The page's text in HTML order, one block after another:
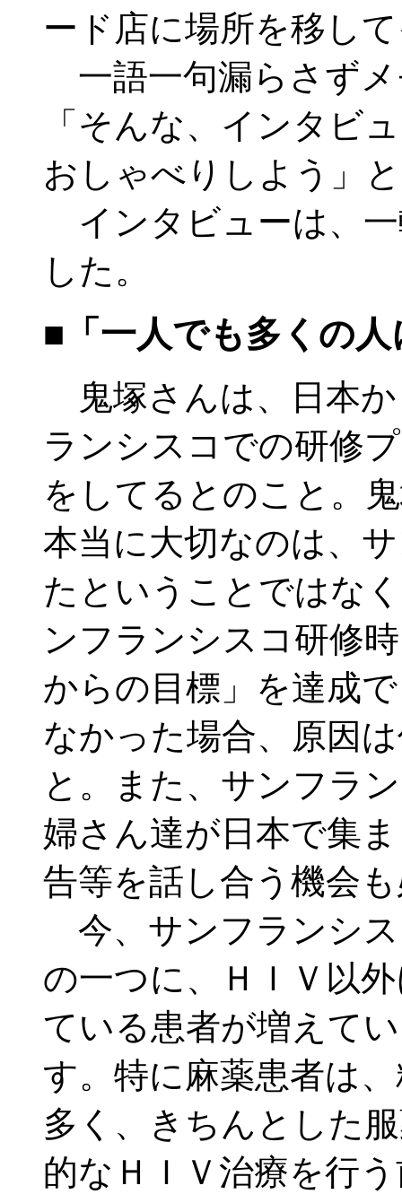
ード店に場所を移し
一語一句漏らさず
「そんな、インタビ
おしゃべりしよう」
インタビューは、
した。
■「一人でも多くの人
鬼塚さんは、日本
ランシスコでの研修
をしてるとのこと。
本当に大切なのは、
たということではな
ンフランシスコ研修
からの目標」を達成
なかった場合、原因
と。また、サンフラ
婦さん達が日本で集
告等を話し合う機会
今、サンフランシ
の一つに、ＨＩＶ以
ている患者が増えて
す。特に麻薬患者は
多く、きちんとした
的なＨＩＶ治療を行